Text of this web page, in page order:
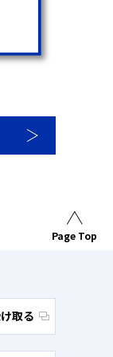
Page Top
取る